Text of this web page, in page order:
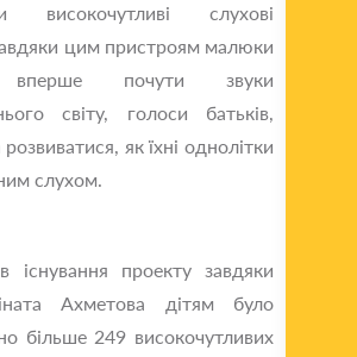
високочутливі слухові
цим пристроям малюки
почути звуки
світу, голоси батьків,
як їхні однолітки
слухом.
існування проекту завдяки
Ахметова дітям було
більше 249 високочутливих